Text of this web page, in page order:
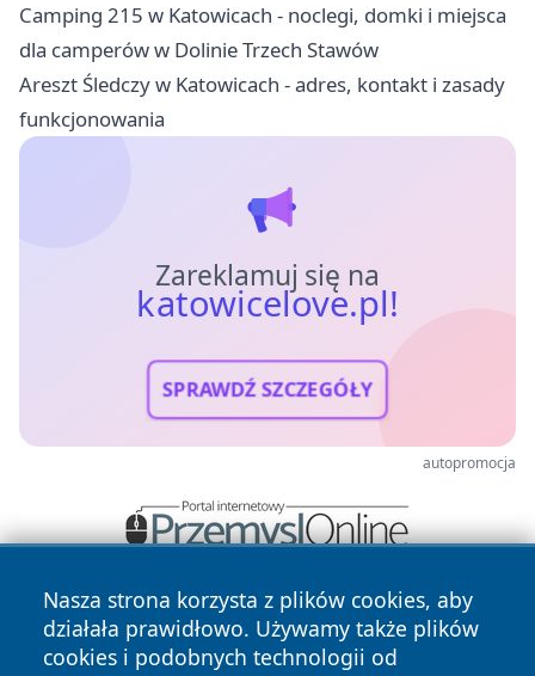
Camping 215 w Katowicach - noclegi, domki i miejsca
dla camperów w Dolinie Trzech Stawów
Areszt Śledczy w Katowicach - adres, kontakt i zasady
funkcjonowania
Zareklamuj się na
katowicelove.pl!
SPRAWDŹ SZCZEGÓŁY
autopromocja
Nasza strona korzysta z plików cookies, aby
działała prawidłowo. Używamy także plików
cookies i podobnych technologii od